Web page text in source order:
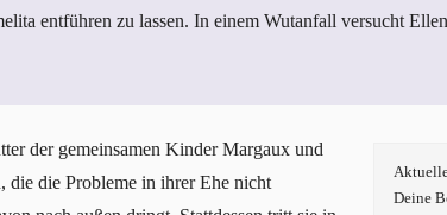
entführen zu lassen. In einem Wutanfall versucht
Deine
der gemeinsamen Kinder Margaux und
die die Probleme in ihrer Ehe nicht